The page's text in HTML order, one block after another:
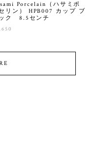
Porcelain（ハサミポ
リン） HPB007 カップ ブ
ク 8.5センチ